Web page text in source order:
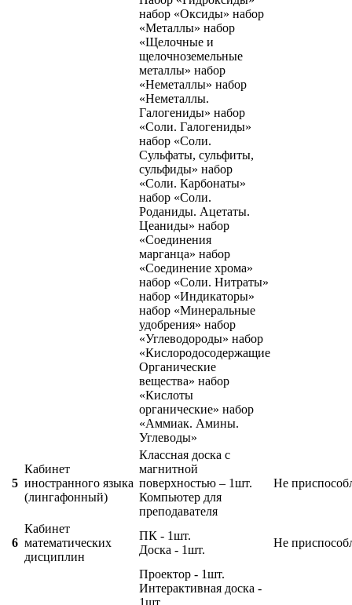
набор «Оксиды» набор
«Металлы» набор
«Щелочные и
щелочноземельные
металлы» набор
«Неметаллы» набор
«Неметаллы.
Галогениды» набор
«Соли. Галогениды»
набор «Соли.
Сульфаты, сульфиты,
сульфиды» набор
«Соли. Карбонаты»
набор «Соли.
Роданиды. Ацетаты.
Цеаниды» набор
«Соединения
марганца» набор
«Соединение хрома»
набор «Соли. Нитраты»
набор «Индикаторы»
набор «Минеральные
удобрения» набор
«Углеводороды» набор
«Кислородосодержащие
Органические
вещества» набор
«Кислоты
органические» набор
«Аммиак. Амины.
Углеводы»
5
Кабинет
иностранного языка
(лингафонный)
Классная доска с
магнитной
поверхностью – 1шт.
Компьютер для
преподавателя
Не
6
Кабинет
математических
дисциплин
ПК - 1шт.
Доска - 1шт.
Не
Проектор - 1шт.
Интерактивная доска -